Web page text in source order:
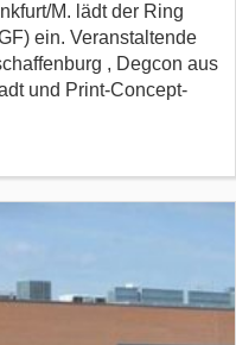
M. lädt der Ring
ein. Veranstaltende
, Degcon aus
und Print-Concept-